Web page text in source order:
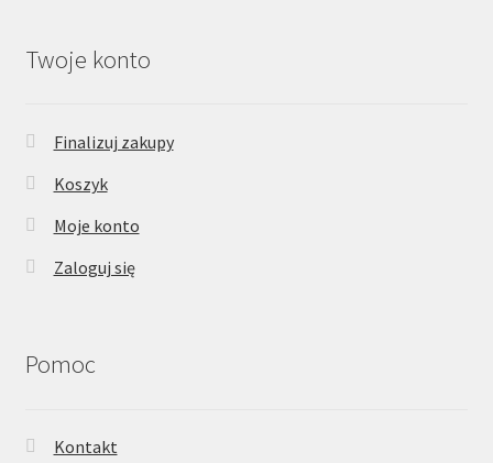
Twoje konto
Finalizuj zakupy
Koszyk
Moje konto
Zaloguj się
Pomoc
Kontakt